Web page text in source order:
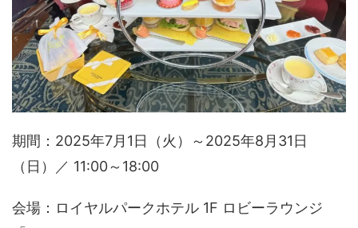
期間：2025年7月1日（火）～2025年8月31日
（日）／ 11:00～18:00
会場：ロイヤルパークホテル 1F ロビーラウンジ